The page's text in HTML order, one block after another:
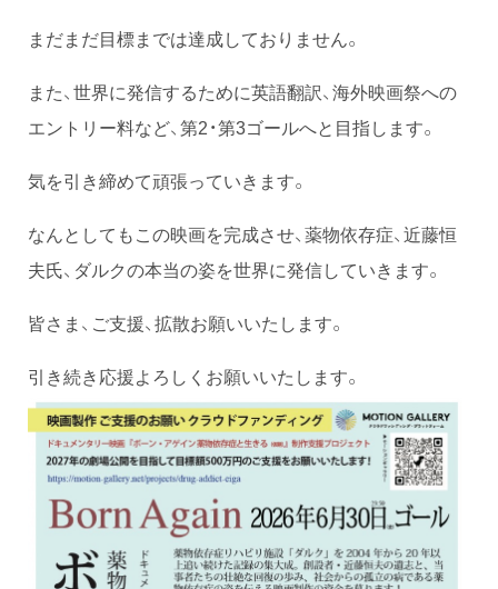
まだまだ目標までは達成しておりません。
また、世界に発信するために英語翻訳、海外映画祭への
エントリー料など、第2・第3ゴールへと目指します。
気を引き締めて頑張っていきます。
なんとしてもこの映画を完成させ、薬物依存症、近藤恒
夫氏、ダルクの本当の姿を世界に発信していきます。
皆さま、ご支援、拡散お願いいたします。
引き続き応援よろしくお願いいたします。